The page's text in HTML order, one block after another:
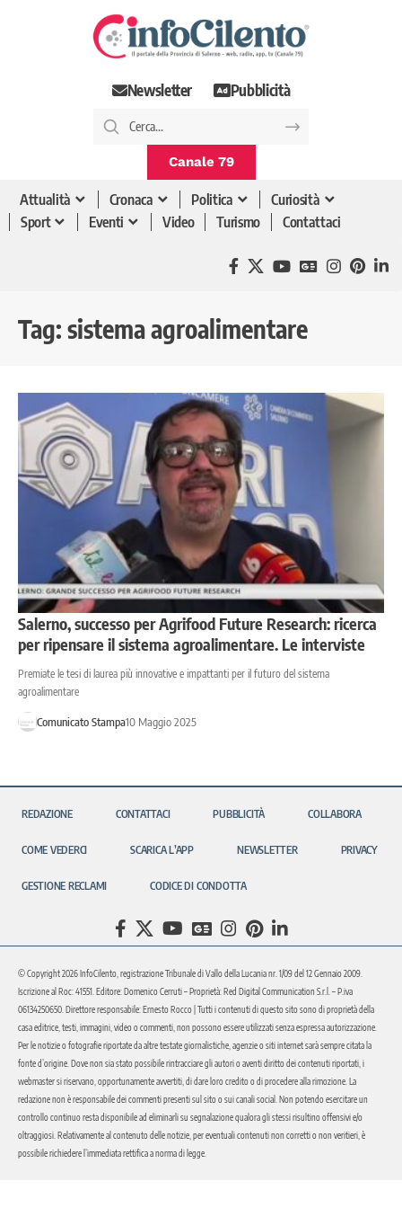
Newsletter Pubblicità
Canale 79
Attualità Cronaca Politica
Curiosità
Sport
Eventi Video Turismo Contattaci
Tag: sistema agroalimentare
Salerno, successo per Agrifood Future Research: ricerca
per ripensare il sistema agroalimentare. Le interviste
Premiate le tesi di laurea più innovative e impattanti per il futuro del sistema
agroalimentare
Comunicato Stampa10 Maggio 2025
REDAZIONE CONTATTACI PUBBLICITÀ COLLABORA
COME VEDERCI SCARICA L’APP NEWSLETTER PRIVACY
GESTIONE RECLAMI CODICE DI CONDOTTA
© Copyright 2026 InfoCilento, registrazione Tribunale di Vallo della Lucania nr. 1/09 del 12 Gennaio 2009.
Iscrizione al Roc: 41551. Editore: Domenico Cerruti – Proprietà: Red Digital Communication S.r.l. – P.iva
06134250650. Direttore responsabile: Ernesto Rocco | Tutti i contenuti di questo sito sono di proprietà della
casa editrice, testi, immagini, video o commenti, non possono essere utilizzati senza espressa autorizzazione.
Per le notizie o fotografie riportate da altre testate giornalistiche, agenzie o siti internet sarà sempre citata la
fonte d’origine. Dove non sia stato possibile rintracciare gli autori o aventi diritto dei contenuti riportati, i
webmaster si riservano, opportunamente avvertiti, di dare loro credito o di procedere alla rimozione. La
redazione non è responsabile dei commenti presenti sul sito o sui canali social. Non potendo esercitare un
controllo continuo resta disponibile ad eliminarli su segnalazione qualora gli stessi risultino offensivi e/o
oltraggiosi. Relativamente al contenuto delle notizie, per eventuali contenuti non corretti o non veritieri, è
possibile richiedere l’immediata rettifica a norma di legge.